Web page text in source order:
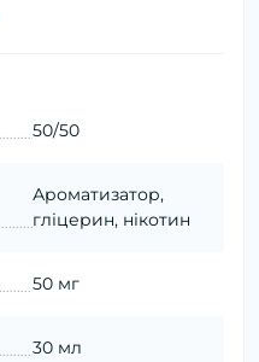
50/50
Ароматизатор,
гліцерин, нікотин
50 мг
30 мл